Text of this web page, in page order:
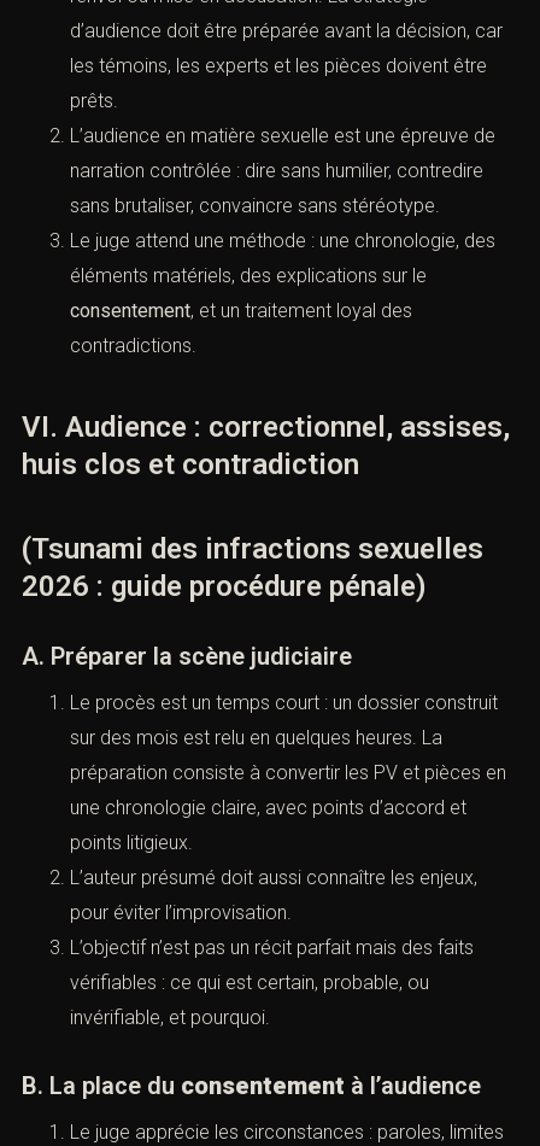
Les nullités doivent être utiles : elles visent
l’écartement d’une preuve irrégulière ou la reprise
d’un acte vicié. Un moyen mal ciblé, tardif ou
purement dilatoire décrédibilise la défense.
La clé est le plan probatoire : quels faits doivent
être prouvés, par quoi, et avec quel niveau de
fiabilité. Sans plan, le dossier devient un
empilement.
C. Orientation : correctionnel ou assises
renvoi ou mise en accusation. La stratégie
d’audience doit être préparée avant la décision,
L’audience en matière sexuelle est une épreuve de
narration contrôlée : dire sans humilier, contredire
Le juge attend une méthode : une chronologie, des
éléments matériels, des explications sur le
consentement, et un traitement loyal des
contradictions.
VI. Audience : correctionnel,
assises, huis clos et contradiction
(Tsunami des infractions sexuelles
2026 : guide procédure pénale)
A. Préparer la scène judiciaire
Le procès est un temps court : un dossier construit